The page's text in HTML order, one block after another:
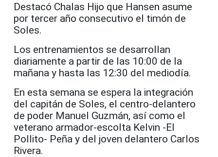
Destacó Chalas Hijo que Hansen asume
por tercer año consecutivo el timón de
Soles.
Los entrenamientos se desarrollan
diariamente a partir de las 10:00 de la
mañana y hasta las 12:30 del mediodía.
En esta semana se espera la integración
del capitán de Soles, el centro-delantero
de poder Manuel Guzmán, así como el
veterano armador-escolta Kelvin -El
Pollito- Peña y del joven delantero Carlos
Rivera.